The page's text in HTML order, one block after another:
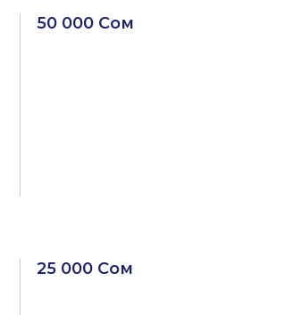
50 000 Сом
25 000 Сом